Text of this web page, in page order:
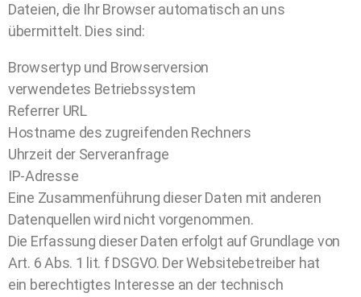
Dateien, die Ihr Browser automatisch an uns
übermittelt. Dies sind:
Browsertyp und Browserversion
verwendetes Betriebssystem
Referrer URL
Hostname des zugreifenden Rechners
Uhrzeit der Serveranfrage
IP-Adresse
Eine Zusammenführung dieser Daten mit anderen
Datenquellen wird nicht vorgenommen.
Die Erfassung dieser Daten erfolgt auf Grundlage von
Art. 6 Abs. 1 lit. f DSGVO. Der Websitebetreiber hat
ein berechtigtes Interesse an der technisch